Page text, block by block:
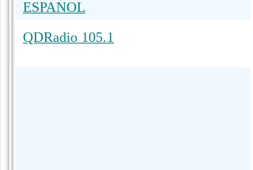
ESPANOL
QDRadio 105.1